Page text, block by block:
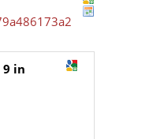
9 in